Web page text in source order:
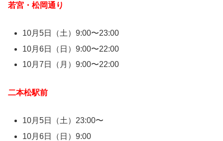
若宮・松岡通り
10月5日（土）9:00〜23:00
10月6日（日）9:00〜22:00
10月7日（月）9:00〜22:00
二本松駅前
10月5日（土）23:00〜
10月6日（日）9:00